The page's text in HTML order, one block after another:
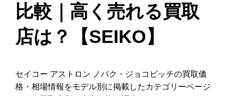
比較｜高く売れる買取
店は？【SEIKO】
セイコー アストロン ノバク・ジョコビッチの買取価
格・相場情報をモデル別に掲載したカテゴリーページ